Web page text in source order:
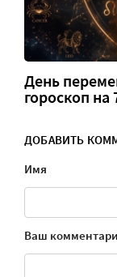
День
гороскоп на
ДОБАВИТЬ
Имя
Ваш